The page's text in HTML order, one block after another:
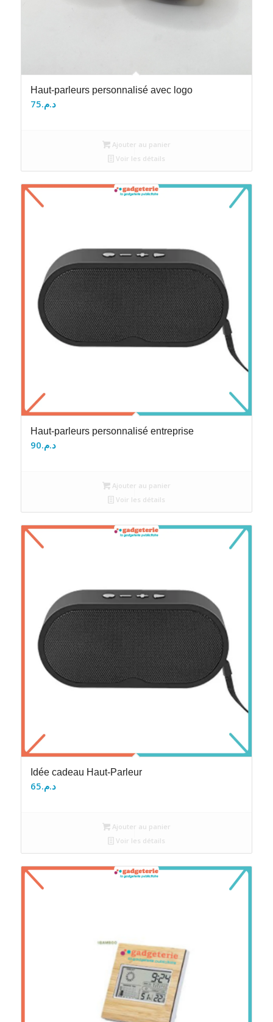
Haut-parleurs personnalisé avec logo
د.م.75
Ajouter au panier
Voir les détails
Haut-parleurs personnalisé entreprise
د.م.90
Ajouter au panier
Voir les détails
Idée cadeau Haut-Parleur
د.م.65
Ajouter au panier
Voir les détails